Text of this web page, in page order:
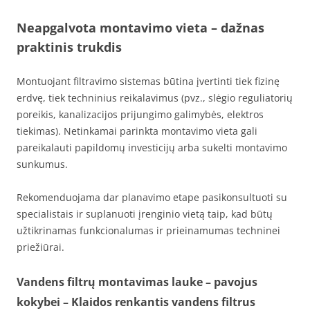
Neapgalvota montavimo vieta – dažnas
praktinis trukdis
Montuojant filtravimo sistemas būtina įvertinti tiek fizinę
erdvę, tiek techninius reikalavimus (pvz., slėgio reguliatorių
poreikis, kanalizacijos prijungimo galimybės, elektros
tiekimas). Netinkamai parinkta montavimo vieta gali
pareikalauti papildomų investicijų arba sukelti montavimo
sunkumus.
Rekomenduojama dar planavimo etape pasikonsultuoti su
specialistais ir suplanuoti įrenginio vietą taip, kad būtų
užtikrinamas funkcionalumas ir prieinamumas techninei
priežiūrai.
Vandens filtrų montavimas lauke – pavojus
kokybei – Klaidos renkantis vandens filtrus